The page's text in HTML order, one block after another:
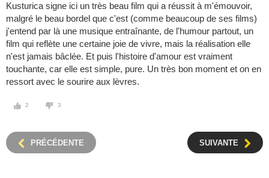
Kusturica signe ici un très beau film qui a réussit à m'émouvoir,
malgré le beau bordel que c'est (comme beaucoup de ses films)
j'entend par là une musique entraînante, de l'humour partout, un
film qui reflète une certaine joie de vivre, mais la réalisation elle
n'est jamais bâclée. Et puis l'histoire d'amour est vraiment
touchante, car elle est simple, pure. Un très bon moment et on en
ressort avec le sourire aux lèvres.
2 3
PRÉCÉDENTE SUIVANTE